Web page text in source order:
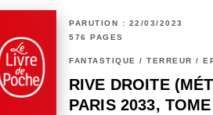
PARUTION : 22/03/2023
576 PAGES
FANTASTIQUE / TERREUR /
RIVE DROITE
PARIS 2033,